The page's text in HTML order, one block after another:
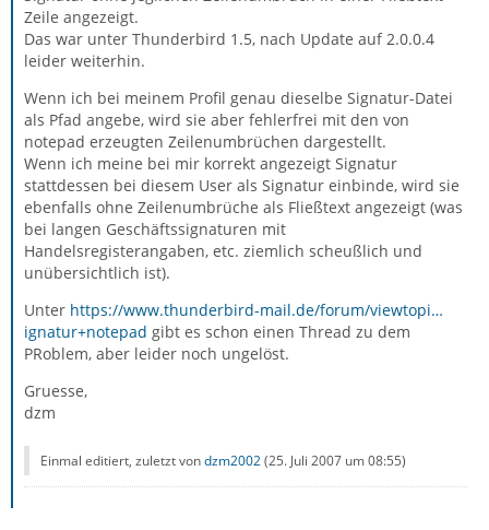
Zeile angezeigt.
Das war unter Thunderbird 1.5, nach Update auf 2.0.0.4
leider weiterhin.
Wenn ich bei meinem Profil genau dieselbe Signatur-Datei
als Pfad angebe, wird sie aber fehlerfrei mit den von
notepad erzeugten Zeilenumbrüchen dargestellt.
Wenn ich meine bei mir korrekt angezeigt Signatur
stattdessen bei diesem User als Signatur einbinde, wird sie
ebenfalls ohne Zeilenumbrüche als Fließtext angezeigt (was
bei langen Geschäftssignaturen mit
Handelsregisterangaben, etc. ziemlich scheußlich und
unübersichtlich ist).
Unter https://www.thunderbird-mail.de/forum/viewtopi…
ignatur+notepad gibt es schon einen Thread zu dem
PRoblem, aber leider noch ungelöst.
Gruesse,
dzm
Einmal editiert, zuletzt vondzm2002(25. Juli 2007 um 08:55)